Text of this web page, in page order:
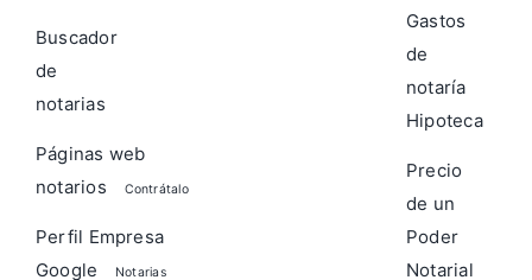
Buscador
de
notarias
Páginas web
notarios
Contrátalo
Perfil Empresa
Google
Notarias
Gastos
de
notaría
Hipoteca
Precio
de un
Poder
Notarial